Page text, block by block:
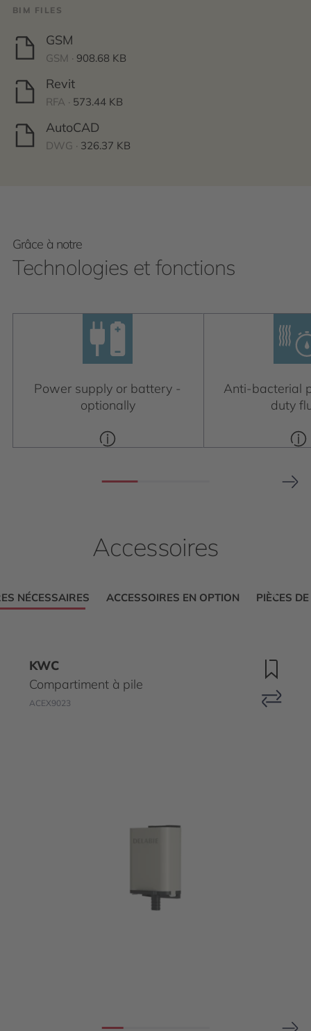
BIM FILES
GSM
GSM · 908.68 KB
Revit
RFA · 573.44 KB
AutoCAD
DWG · 326.37 KB
Grâce à notre
Technologies et fonctions
Power supply or battery -
optionally
Anti-bacterial
duty
Accessoires
NÉCESSAIRES ACCESSOIRES EN OPTION PIÈCES
KWC
Compartiment à pile
ACEX9023